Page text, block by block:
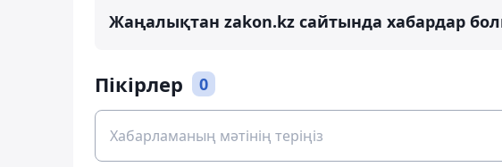
Жаңалықтан zakon.kz сайтында хабардар
Пікірлер 0